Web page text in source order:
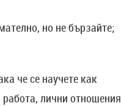
но не бързайте;
че се научете как
лични отношения